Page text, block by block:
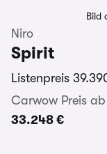
Bild
Niro
Spirit
Listenpreis
Carwow Preis ab
33.248 €